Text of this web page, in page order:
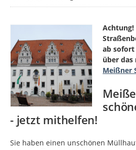
ab
über das
Meißner
- jetzt mithelfen!
Sie haben einen unschönen